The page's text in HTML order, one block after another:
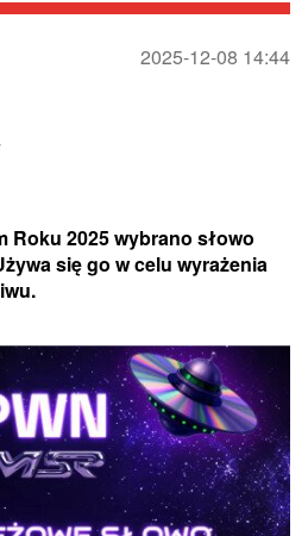
2025-12-08 14:44
Roku 2025 wybrano słowo
się go w celu wyrażenia